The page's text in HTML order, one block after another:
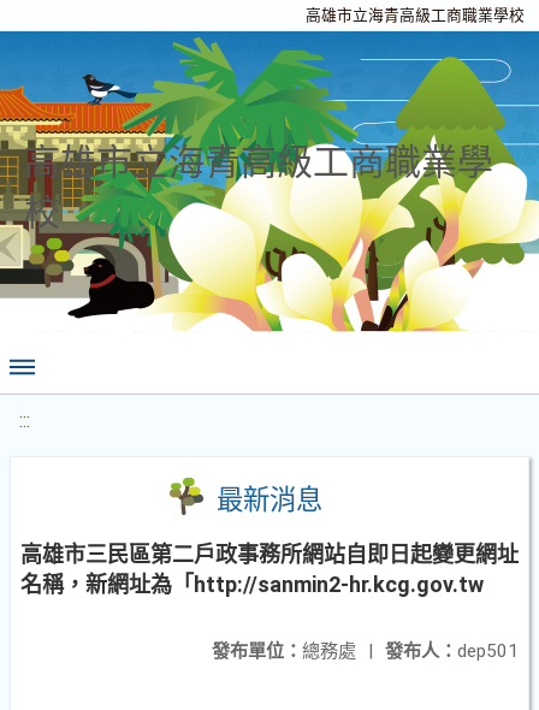
高雄市立海青高級工商職業學校
高雄市立海青高級工商職業學
校
:::
最新消息
高雄市三民區第二戶政事務所網站自即日起變更網址
名稱，新網址為「http://sanmin2-hr.kcg.gov.tw
發布人： dep501
發布單位： 總務處 |